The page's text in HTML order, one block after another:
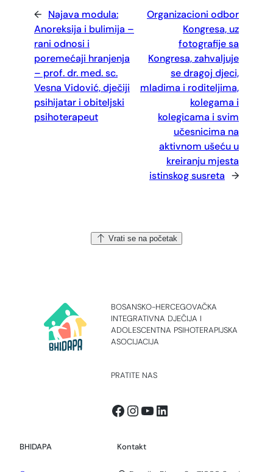
← Najava modula:
Anoreksija i bulimija –
rani odnosi i
poremećaji hranjenja
– prof. dr. med. sc.
Vesna Vidović, dječiji
psihijatar i obiteljski
psihoterapeut
Organizacioni odbor
Kongresa, uz
fotografije sa
Kongresa, zahvaljuje
se dragoj djeci,
mladima i roditeljima,
kolegama i
kolegicama i svim
učesnicima na
aktivnom ušeću u
kreiranju mjesta
istinskog susreta →
Vrati se na početak
BOSANSKO-HERCEGOVAČKA
INTEGRATIVNA DJEČIJA I
ADOLESCENTNA PSIHOTERAPIJSKA
ASOCIJACIJA
PRATITE NAS
Facebook
Instagram
YouTube
LinkedIn
BHIDAPA Kontakt